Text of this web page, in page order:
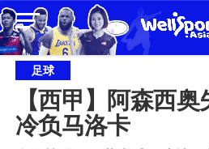
足球
【西甲】阿森西奥
冷负马洛卡